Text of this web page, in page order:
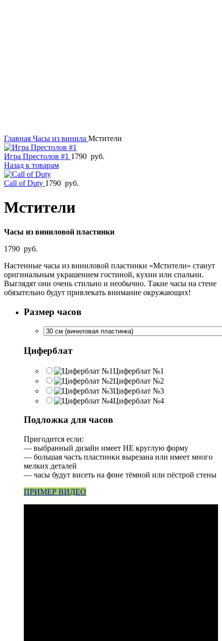
Главная Часы из винила Мстители
Игра Престолов #1 1790 руб.
Назад к товарам
Call of Duty 1790 руб.
Мстители
Часы из виниловой пластинки
1790 руб.
Настенные часы из виниловой пластинки «Мстители» станут
оригинальным украшением гостиной, кухни или спальни.
Выглядят они очень стильно и необычно. Такие часы на стене
обязательно будут привлекать внимание окружающих!
Размер часов
Циферблат
Циферблат №1
Циферблат №2
Циферблат №3
Циферблат №4
Подложка для часов
Пригодится если:
— выбранный дизайн имеет НЕ круглую форму
— большая часть пластинки вырезана или имеет много
мелких деталей
— часы будут висеть на фоне тёмной или пёстрой стены
ПРИМЕР ВИДЕО